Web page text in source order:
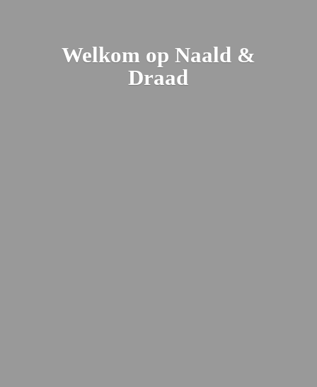
Welkom op Naald &
Draad